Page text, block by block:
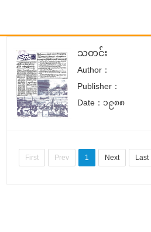
သတင်း
Author：
Publisher：
Date：၁၉၈၈
First Prev 1 Next Last